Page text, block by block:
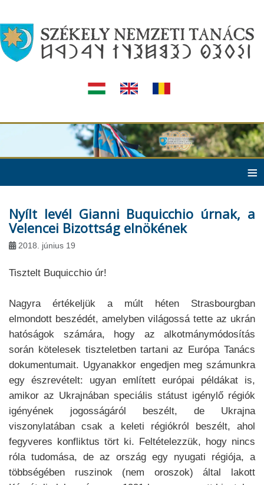
≡
Nyílt levél Gianni Buquicchio úrnak, a
Velencei Bizottság elnökének
2018. június 19
Tisztelt Buquicchio úr!
Nagyra értékeljük a múlt héten Strasbourgban
elmondott beszédét, amelyben világossá tette az ukrán
hatóságok számára, hogy az alkotmánymódosítás
során kötelesek tiszteletben tartani az Európa Tanács
dokumentumait. Ugyanakkor engedjen meg számunkra
egy észrevételt: ugyan említett európai példákat is,
amikor az Ukrajnában speciális státust igénylő régiók
igényének jogosságáról beszélt, de Ukrajna
viszonylatában csak a keleti régiókról beszélt, ahol
fegyveres konfliktus tört ki. Feltételezzük, hogy nincs
róla tudomása, de az ország egy nyugati régiója, a
többségében ruszinok (nem oroszok) által lakott